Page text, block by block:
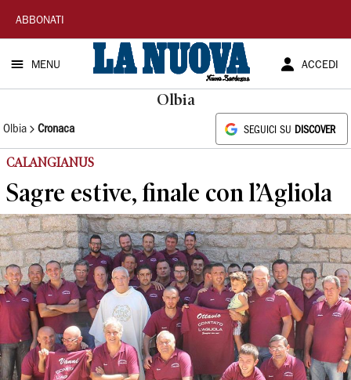
La
Nuova
Sardegna
ABBONATI
MENU ACCEDI
Olbia
Olbia Cronaca SEGUICI SU DISCOVER
CALANGIANUS
Sagre estive, finale con l’Agliola